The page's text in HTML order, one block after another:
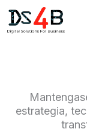
contenido
estrategia,